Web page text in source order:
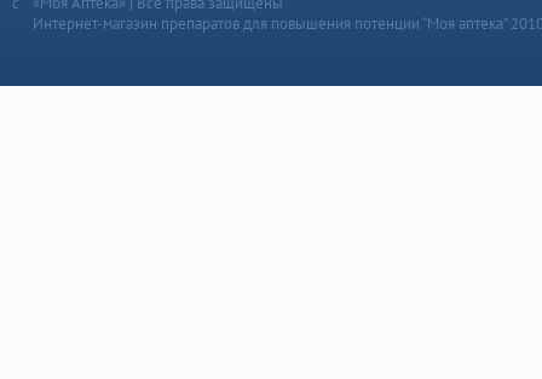
Интернет-магазин препаратов для повышения потенции “Моя аптека”